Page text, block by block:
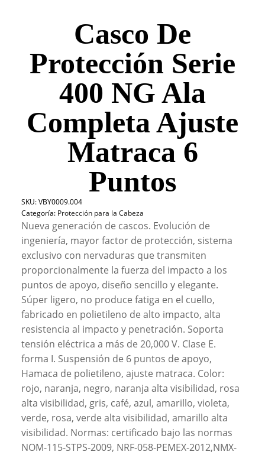
Casco De
Protección Serie
400 NG Ala
Completa Ajuste
Matraca 6
Puntos
SKU:VBY0009.004
Categoría: Protección para la Cabeza
Nueva generación de cascos. Evolución de
ingeniería, mayor factor de protección, sistema
exclusivo con nervaduras que transmiten
proporcionalmente la fuerza del impacto a los
puntos de apoyo, diseño sencillo y elegante.
Súper ligero, no produce fatiga en el cuello,
fabricado en polietileno de alto impacto, alta
resistencia al impacto y penetración. Soporta
tensión eléctrica a más de 20,000 V. Clase E.
forma I. Suspensión de 6 puntos de apoyo,
Hamaca de polietileno, ajuste matraca. Color:
rojo, naranja, negro, naranja alta visibilidad, rosa
alta visibilidad, gris, café, azul, amarillo, violeta,
verde, rosa, verde alta visibilidad, amarillo alta
visibilidad. Normas: certificado bajo las normas
NOM-115-STPS-2009, NRF-058-PEMEX-2012,NMX-